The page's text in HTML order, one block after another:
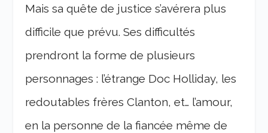
Mais sa quête de justice s’avérera plus
difficile que prévu. Ses difficultés
prendront la forme de plusieurs
personnages : l’étrange Doc Holliday, les
redoutables frères Clanton, et… l’amour,
en la personne de la fiancée même de